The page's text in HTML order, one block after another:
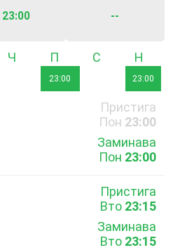
23:00 --
Четвъртък
23:00
Събота
23:00
Пристига
Пон 23:00
Заминава
Пон 23:00
Пристига
Вто 23:15
Заминава
Вто 23:15